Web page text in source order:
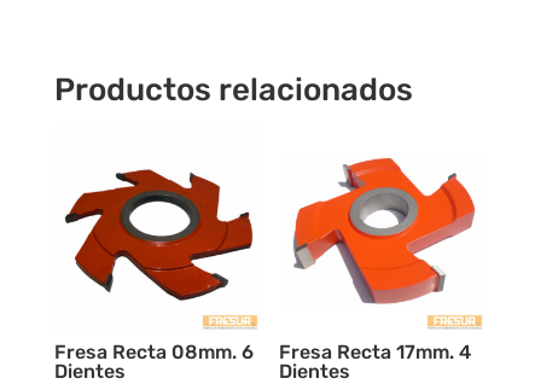
Productos relacionados
Fresa Recta 08mm. 6
Dientes
Fresa Recta 17mm. 4
Dientes